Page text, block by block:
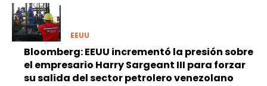
EEUU
Bloomberg: EEUU incrementó la presión sobre
el empresario Harry Sargeant III para forzar
su salida del sector petrolero venezolano